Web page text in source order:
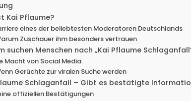
Kai Pflaume?
eines der beliebtesten Moderatoren Deutschlands
Zuschauer ihm besonders vertrauen
suchen Menschen nach „Kai Pflaume
Macht von Social Media
Gerüchte zur viralen Suche werden
Schlaganfall – Gibt es bestätigte
offiziellen Bestätigungen